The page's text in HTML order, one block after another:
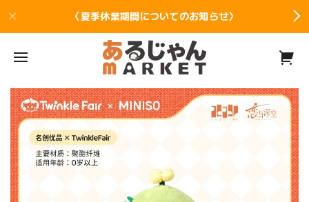
〈夏季休業期間についてのお知らせ〉